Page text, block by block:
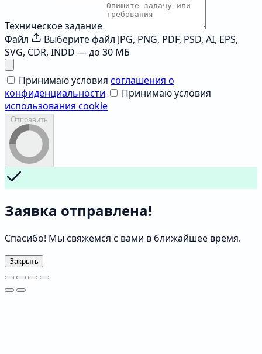
Техническое задание
Файл
Выберите файл JPG, PNG, PDF, PSD, AI, EPS,
SVG, CDR, INDD — до 30 МБ
Принимаю условия соглашения о
конфиденциальности
Принимаю условия
использования cookie
Отправить
Заявка отправлена!
Спасибо! Мы свяжемся с вами в ближайшее время.
Закрыть